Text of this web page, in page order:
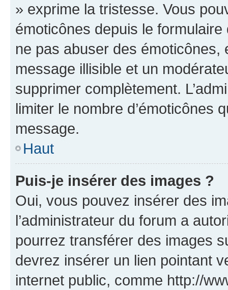
» exprime la tristesse. Vous
émoticônes depuis le
ne pas abuser des
message illisible et un
supprimer complètement.
limiter le nombre d’émoticônes
message.
Haut
Puis-je insérer des images ?
Oui, vous pouvez insérer des
l’administrateur du forum a
pourrez transférer des images
devrez insérer un lien pointant
internet public, comme http://